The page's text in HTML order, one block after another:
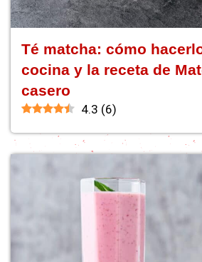
Té matcha: cómo
cocina y la receta de
casero
4.3 (6)